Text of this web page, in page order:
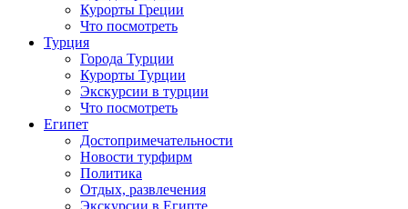
Курорты Греции
Что посмотреть
Турция
Города Турции
Курорты Турции
Экскурсии в турции
Что посмотреть
Египет
Достопримечательности
Новости турфирм
Политика
Отдых, развлечения
Экскурсии в Египте